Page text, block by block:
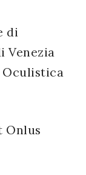
di
Venezia
Onlus